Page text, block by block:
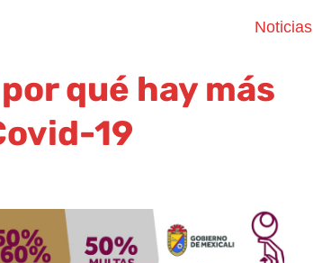
Noticias
qué hay más
19